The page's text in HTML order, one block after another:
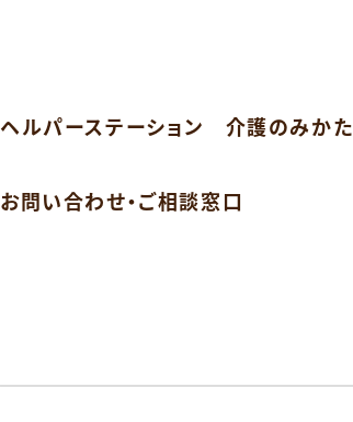
ヘルパーステーション 介護のみかた
お問い合わせ・ご相談窓口